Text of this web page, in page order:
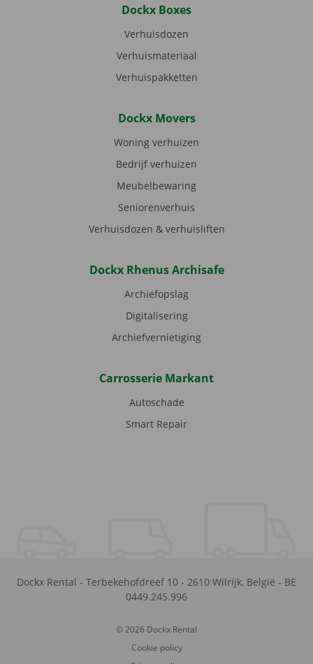
Dockx Boxes
Verhuisdozen
Verhuismateriaal
Verhuispakketten
Dockx Movers
Woning verhuizen
Bedrijf verhuizen
Meubelbewaring
Seniorenverhuis
Verhuisdozen & verhuisliften
Dockx Rhenus Archisafe
Archiefopslag
Digitalisering
Archiefvernietiging
Carrosserie Markant
Autoschade
Smart Repair
Dockx Rental - Terbekehofdreef 10 - 2610 Wilrijk, België - BE
0449.245.996
© 2026 Dockx Rental
Cookie policy